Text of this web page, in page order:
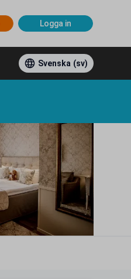
Logga in
Svenska (sv)